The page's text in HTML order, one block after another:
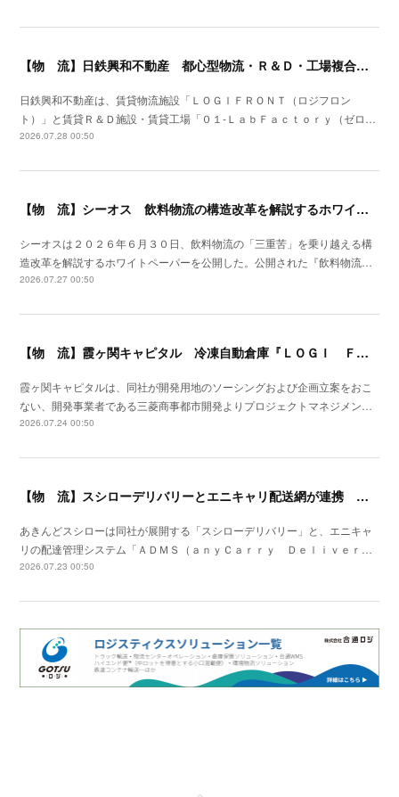
【物 流】日鉄興和不動産 都心型物流・Ｒ＆Ｄ・工場複合産業施設を川崎市に着工
日鉄興和不動産は、賃貸物流施設「ＬＯＧＩＦＲＯＮＴ（ロジフロン
ト）」と賃貸Ｒ＆Ｄ施設・賃貸工場「０１‐ＬａｂＦａｃｔｏｒｙ（ゼロ…
2026.07.28 00:50
【物 流】シーオス 飲料物流の構造改革を解説するホワイトペーパー公開
シーオスは２０２６年６月３０日、飲料物流の「三重苦」を乗り越える構
造改革を解説するホワイトペーパーを公開した。公開された『飲料物流…
2026.07.27 00:50
【物 流】霞ヶ関キャピタル 冷凍自動倉庫『ＬＯＧＩ ＦＬＡＧ ＴＥＣＨ 東扇島Ⅰ』竣工
霞ヶ関キャピタルは、同社が開発用地のソーシングおよび企画立案をおこ
ない、開発事業者である三菱商事都市開発よりプロジェクトマネジメン…
2026.07.24 00:50
【物 流】スシローデリバリーとエニキャリ配送網が連携 ２０２６年７月全国展開開始
あきんどスシローは同社が展開する「スシローデリバリー」と、エニキャ
リの配達管理システム「ＡＤＭＳ（ａｎｙＣａｒｒｙ Ｄｅｌｉｖｅｒ…
2026.07.23 00:50